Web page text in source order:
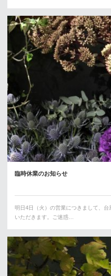
臨時休業のお知らせ
明日4日（火）の営業につきまして、
いただきます。ご迷惑…